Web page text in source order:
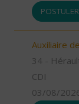
POSTULER
Auxiliaire
34 -
CDI
03/08/